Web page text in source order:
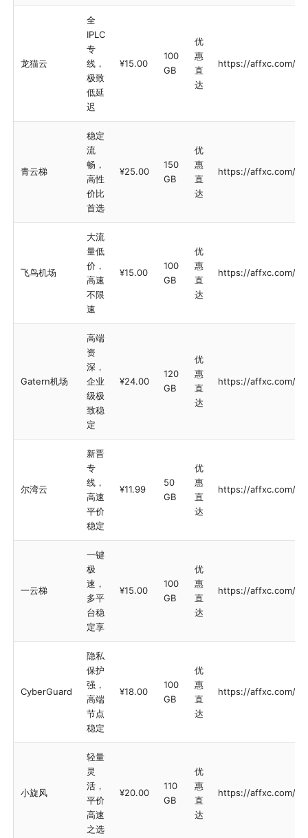
龙猫云
全
IPLC
专
线，
极致
低延
迟
¥15.00
100
GB
优
惠
直
达
https://affxc.com/
青云梯
稳定
流
畅，
高性
价比
首选
¥25.00
150
GB
优
惠
直
达
https://affxc.com/
飞鸟机场
大流
量低
价，
高速
不限
速
¥15.00
100
GB
优
惠
直
达
https://affxc.com/
Gatern机场
高端
资
深，
企业
级极
致稳
定
¥24.00
120
GB
优
惠
直
达
https://affxc.com/
尔湾云
新晋
专
线，
高速
平价
稳定
¥11.99
50
GB
优
惠
直
达
https://affxc.com/
一云梯
一键
极
速，
多平
台稳
定享
¥15.00
100
GB
优
惠
直
达
https://affxc.com/
CyberGuard
隐私
保护
强，
高端
节点
稳定
¥18.00
100
GB
优
惠
直
达
https://affxc.com/
小旋风
轻量
灵
活，
平价
高速
之选
¥20.00
110
GB
优
惠
直
达
https://affxc.com/